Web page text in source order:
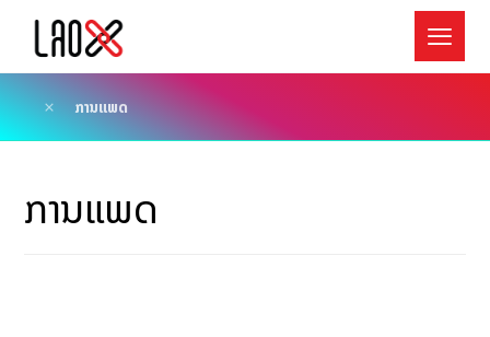
ການແພດ
ການແພດ